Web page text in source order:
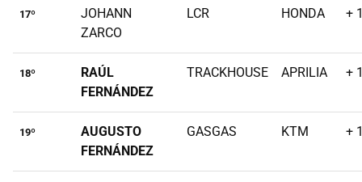
17º
JOHANN
ZARCO
LCR HONDA +
18º
RAÚL
FERNÁNDEZ
TRACKHOUSE APRILIA +
19º
AUGUSTO
FERNÁNDEZ
GASGAS KTM +